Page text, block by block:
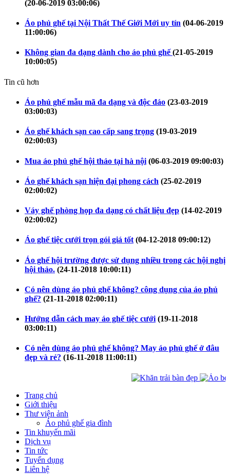
(20-06-2019 03:00:06)
Áo phủ ghế tại Nội Thất Thế Giới Mới uy tín (04-06-2019
11:00:06)
Không gian đa dạng dành cho áo phủ ghế (21-05-2019
10:00:05)
Tin cũ hơn
Áo phủ ghế mẫu mã đa dạng và độc đáo (23-03-2019
03:00:03)
Áo ghế khách sạn cao cấp sang trọng (19-03-2019
02:00:03)
Mua áo phủ ghế hội thảo tại hà nội (06-03-2019 09:00:03)
Áo ghế khách sạn hiện đại phong cách (25-02-2019
02:00:02)
Váy ghế phòng họp đa dạng có chất liệu đẹp (14-02-2019
02:00:02)
Áo ghế tiệc cưới trọn gói giá tốt (04-12-2018 09:00:12)
Áo ghế hội trường được sử dụng nhiều trong các hội nghị
hội thảo. (24-11-2018 10:00:11)
Có nên dùng áo phủ ghế không? công dụng của áo phủ
ghế? (21-11-2018 02:00:11)
Hướng dẫn cách may áo ghế tiệc cưới (19-11-2018
03:00:11)
Có nên dùng áo phủ ghế không? May áo phủ ghế ở đâu
đẹp và rẻ? (16-11-2018 11:00:11)
Trang chủ
Giới thiệu
Thư viện ảnh
Áo phủ ghế gia đình
Tin khuyến mãi
Dịch vụ
Tin tức
Tuyển dụng
Liên hệ